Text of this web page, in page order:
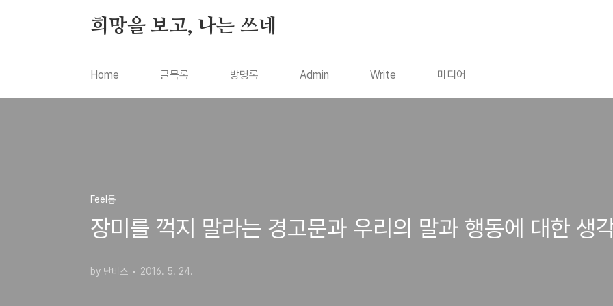
희망을 보고, 나는 쓰네
Home 글목록 방명록 Admin Write 미디어
Feel통
장미를 꺽지 말라는 경고문과 우리의 말과 행동에 대한 생
by 단비스 2016. 5. 24.